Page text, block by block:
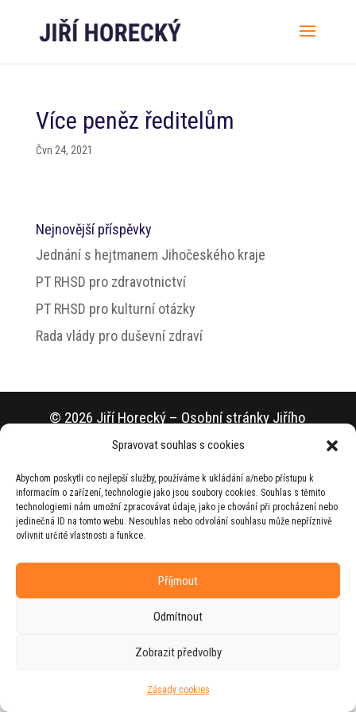
Spravovat souhlas s cookies
Abychom poskytli co nejlepší služby, používáme k ukládání a/nebo přístupu k
informacím o zařízení, technologie jako jsou soubory cookies. Souhlas s těmito
technologiemi nám umožní zpracovávat údaje, jako je chování při procházení nebo
jedinečná ID na tomto webu. Nesouhlas nebo odvolání souhlasu může nepříznivě
ovlivnit určité vlastnosti a funkce.
Příjmout
Odmítnout
Zobrazit předvolby
Zásady cookies
Více peněz ředitelům
Čvn 24, 2021
Nejnovější příspěvky
Jednání s hejtmanem Jihočeského kraje
PT RHSD pro zdravotnictví
PT RHSD pro kulturní otázky
Rada vlády pro duševní zdraví
© 2026 Jiří Horecký – Osobní stránky Jiřího
Horeckého
agenturouZEST BRAND.